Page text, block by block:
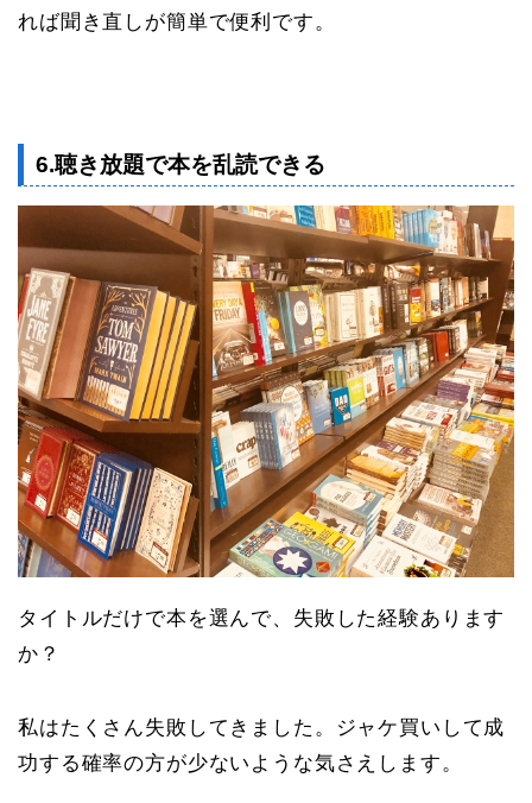
れば聞き直しが簡単で便利です。
6.聴き放題で本を乱読できる
タイトルだけで本を選んで、失敗した経験あります
か？
私はたくさん失敗してきました。ジャケ買いして成
功する確率の方が少ないような気さえします。